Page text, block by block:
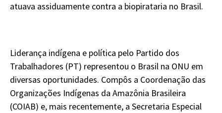
atuava assiduamente contra a biopirataria no Brasil.
Liderança indígena e política pelo Partido dos
Trabalhadores (PT) representou o Brasil na ONU em
diversas oportunidades. Compôs a Coordenação das
Organizações Indígenas da Amazônia Brasileira
(COIAB) e, mais recentemente, a Secretaria Especial